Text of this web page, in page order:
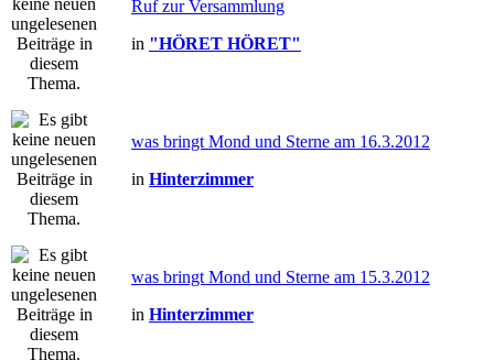
Ruf zur Versammlung
in "HÖRET HÖRET"
was bringt Mond und Sterne am 16.3.2012
in Hinterzimmer
was bringt Mond und Sterne am 15.3.2012
in Hinterzimmer